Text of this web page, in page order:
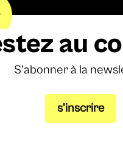
au
S’abonner à la
s’inscrire